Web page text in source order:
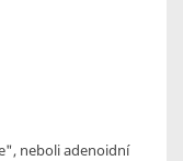
neboli adenoidní